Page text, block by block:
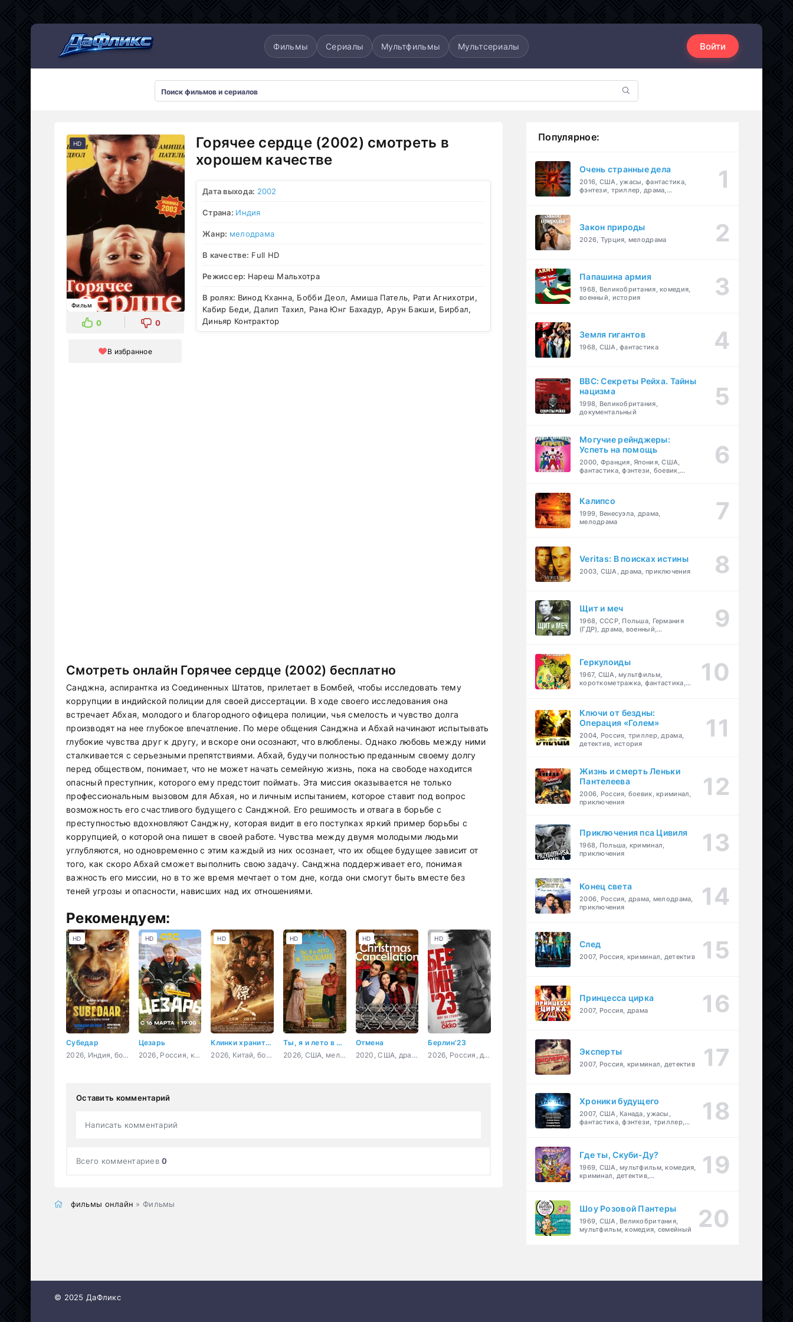
Фильмы Сериалы Мультфильмы Мультсериалы Войти
HD
Фильм
0 0
В избранное
Горячее сердце (2002) смотреть в
хорошем качестве
Дата выхода: 2002
Страна: Индия
Жанр: мелодрама
В качестве: Full HD
Режиссер: Нареш Мальхотра
В ролях: Винод Кханна, Бобби Деол, Амиша Патель, Рати Агнихотри,
Кабир Беди, Далип Тахил, Рана Юнг Бахадур, Арун Бакши, Бирбал,
Диньяр Контрактор
Смотреть онлайн Горячее сердце (2002) бесплатно
Санджна, аспирантка из Соединенных Штатов, прилетает в Бомбей, чтобы исследовать тему
коррупции в индийской полиции для своей диссертации. В ходе своего исследования она
встречает Абхая, молодого и благородного офицера полиции, чья смелость и чувство долга
производят на нее глубокое впечатление. По мере общения Санджна и Абхай начинают испытывать
глубокие чувства друг к другу, и вскоре они осознают, что влюблены. Однако любовь между ними
сталкивается с серьезными препятствиями. Абхай, будучи полностью преданным своему долгу
перед обществом, понимает, что не может начать семейную жизнь, пока на свободе находится
опасный преступник, которого ему предстоит поймать. Эта миссия оказывается не только
профессиональным вызовом для Абхая, но и личным испытанием, которое ставит под вопрос
возможность его счастливого будущего с Санджной. Его решимость и отвага в борьбе с
преступностью вдохновляют Санджну, которая видит в его поступках яркий пример борьбы с
коррупцией, о которой она пишет в своей работе. Чувства между двумя молодыми людьми
углубляются, но одновременно с этим каждый из них осознает, что их общее будущее зависит от
того, как скоро Абхай сможет выполнить свою задачу. Санджна поддерживает его, понимая
важность его миссии, но в то же время мечтает о том дне, когда они смогут быть вместе без
теней угрозы и опасности, нависших над их отношениями.
Рекомендуем:
Субедар
2026, Индия, боевик, драма
HD
Цезарь
2026, Россия, комедия
HD
Клинки хранителей
2026, Китай, боевик, фэнтези
HD
Ты, я и лето в Тоскане
2026, США, мелодрама, комедия
HD
Отмена
2020, США, драма
HD
Берлин'23
2026, Россия, детектив
HD
Оставить комментарий
Написать комментарий
Всего комментариев0
фильмы онлайн » Фильмы
Популярное:
Очень странные дела
2016, США, ужасы, фантастика,
фэнтези, триллер, драма,
Закон природы
2026, Турция, мелодрама
Папашина армия
1968, Великобритания, комедия,
военный, история
Земля гигантов
1968, США, фантастика
BBC: Секреты Рейха. Тайны
нацизма
1998, Великобритания,
документальный
Могучие рейнджеры:
Успеть на помощь
2000, Франция, Япония, США,
фантастика, фэнтези, боевик,
Калипсо
1999, Венесуэла, драма,
мелодрама
Veritas: В поисках истины
2003, США, драма, приключения
Щит и меч
1968, СССР, Польша, Германия
(ГДР), драма, военный,
Геркулоиды
1967, США, мультфильм,
короткометражка, фантастика,
Ключи от бездны:
Операция «Голем»
2004, Россия, триллер, драма,
детектив, история
Жизнь и смерть Леньки
Пантелеева
2006, Россия, боевик, криминал,
приключения
Приключения пса Цивиля
1968, Польша, криминал,
приключения
Конец света
2006, Россия, драма, мелодрама,
приключения
След
2007, Россия, криминал, детектив
Принцесса цирка
2007, Россия, драма
Эксперты
2007, Россия, криминал, детектив
Хроники будущего
2007, США, Канада, ужасы,
фантастика, фэнтези, триллер,
Где ты, Скуби-Ду?
1969, США, мультфильм, комедия,
криминал, детектив,
Шоу Розовой Пантеры
1969, США, Великобритания,
мультфильм, комедия, семейный
© 2025 ДаФликс
Мультсериалы